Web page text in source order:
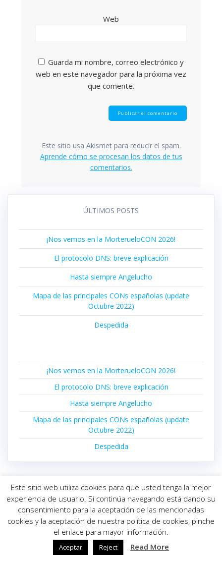
Web
Guarda mi nombre, correo electrónico y
web en este navegador para la próxima vez
que comente.
Este sitio usa Akismet para reducir el spam.
Aprende cómo se procesan los datos de tus
comentarios.
ÚLTIMOS POSTS
¡Nos vemos en la MorterueloCON 2026!
El protocolo DNS: breve explicación
Hasta siempre Angelucho
Mapa de las principales CONs españolas (update
Octubre 2022)
Despedida
¡Nos vemos en la MorterueloCON 2026!
El protocolo DNS: breve explicación
Hasta siempre Angelucho
Mapa de las principales CONs españolas (update
Octubre 2022)
Despedida
© 2026 INFORMÁTICA ELOY. Construido utilizando WordPress
y elHighlight Theme
Este sitio web utiliza cookies para que usted tenga la mejor
experiencia de usuario. Si continúa navegando está dando su
consentimiento para la aceptación de las mencionadas
cookies y la aceptación de nuestra política de cookies, pinche
el enlace para mayor información.
Aceptar Reject Read More